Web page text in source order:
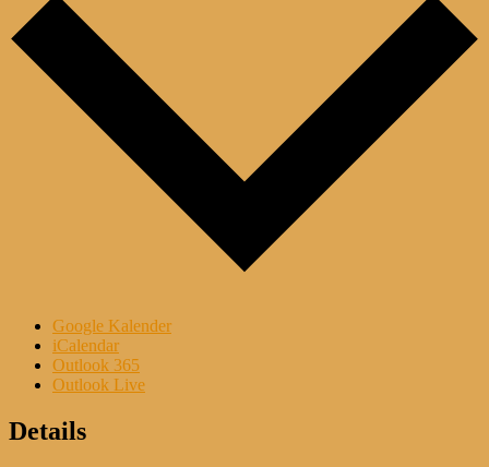
Google Kalender
iCalendar
Outlook 365
Outlook Live
Details